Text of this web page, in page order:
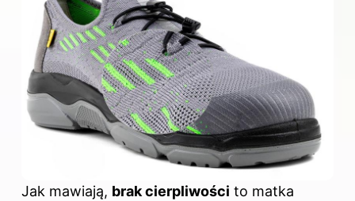
Jak mawiają, brak cierpliwości to matka